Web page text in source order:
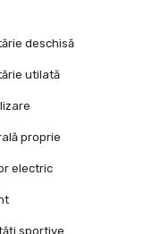
deschisă
utilată
proprie
electric
sportive